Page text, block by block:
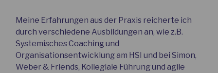
Meine Erfahrungen aus der Praxis reicherte ich
durch verschiedene Ausbildungen an, wie z.B.
Systemisches Coaching und
Organisationsentwicklung am HSI und bei Simon,
Weber & Friends, Kollegiale Führung und agile